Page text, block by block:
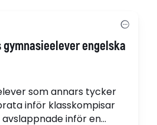
gymnasieelever engelska
som annars tycker
inför klasskompisar
inför en